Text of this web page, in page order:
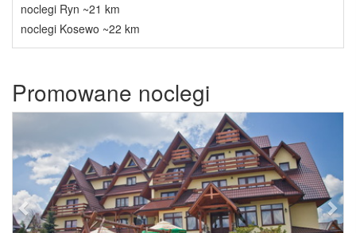
noclegi Ryn ~21 km
noclegi Kosewo ~22 km
Promowane noclegi